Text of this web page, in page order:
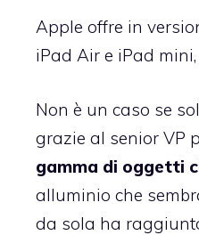
Apple offre in
iPad Air e iPad
Non è un caso se
grazie al senior VP
gamma di oggetti
alluminio che
da sola ha